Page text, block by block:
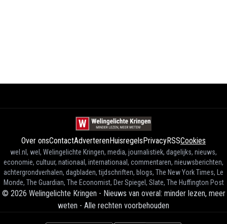
Over onsContactAdverterenHuisregelsPrivacyRSSCookies
wel.nl, wel, Welingelichte Kringen, media, journalistiek, dagelijks, nieuws,
economie, cultuur, nationaal, internationaal, commentaren, nieuwsberichten,
achtergrondverhalen, dagbladen, tijdschriften, blogs, The New York Times, Le
Monde, The Guardian, The Economist, Der Spiegel, Slate, The Huffington Post
© 2026 Welingelichte Kringen - Nieuws van overal: minder lezen, meer
weten - Alle rechten voorbehouden